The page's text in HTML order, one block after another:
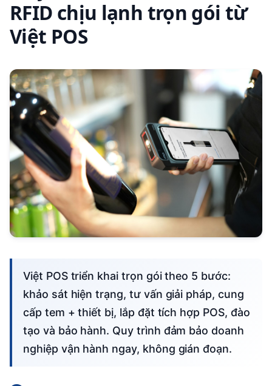
RFID chịu lạnh trọn gói từ
Việt POS
Việt POS triển khai trọn gói theo 5 bước:
khảo sát hiện trạng, tư vấn giải pháp, cung
cấp tem + thiết bị, lắp đặt tích hợp POS, đào
tạo và bảo hành. Quy trình đảm bảo doanh
nghiệp vận hành ngay, không gián đoạn.